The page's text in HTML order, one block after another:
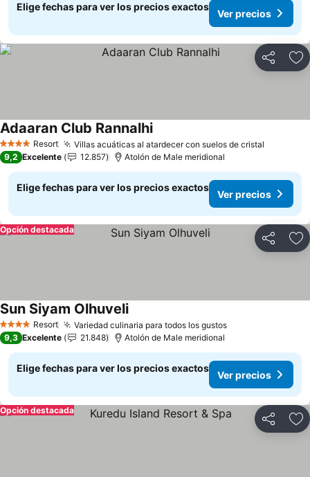
Elige fechas para ver los precios exactos
Ver precios
Compartir
4 EstrellasResort Villas acuáticas al atardecer con suelos de cristal
Adaaran Club RannalhiVer precios
9,2 Excelente 12.857 Atolón de Male meridional
Elige fechas para ver los precios exactos
Ver precios
Compartir
Opción destacada
4 EstrellasResort Variedad culinaria para todos los gustosVer precios
Sun Siyam OlhuveliVer precios
9,3 Excelente 21.848 Atolón de Male meridional
Elige fechas para ver los precios exactos
Ver precios
Compartir
Opción destacada